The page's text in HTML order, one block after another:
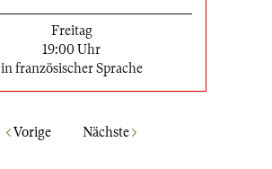
Freitag
19:00 Uhr
in französischer Sprache
Vorige Nächste